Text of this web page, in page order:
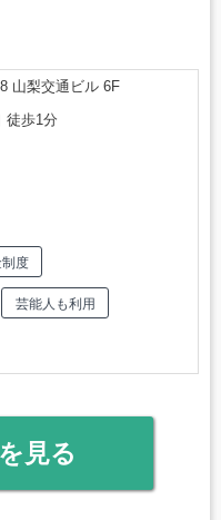
山梨交通ビル 6F
徒歩1分
度
芸能人も利用
見る